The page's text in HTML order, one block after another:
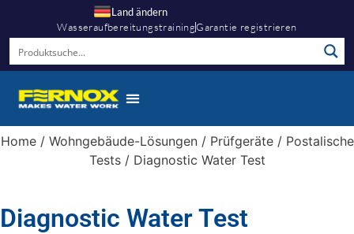
Land ändern
WasseraufbereitungstrainingGarantie registrieren
Home/ Wohngebäude-Lösungen/ Prüfgeräte/ Postalische
Tests/ Diagnostic Water Test
Diagnostic Water Test